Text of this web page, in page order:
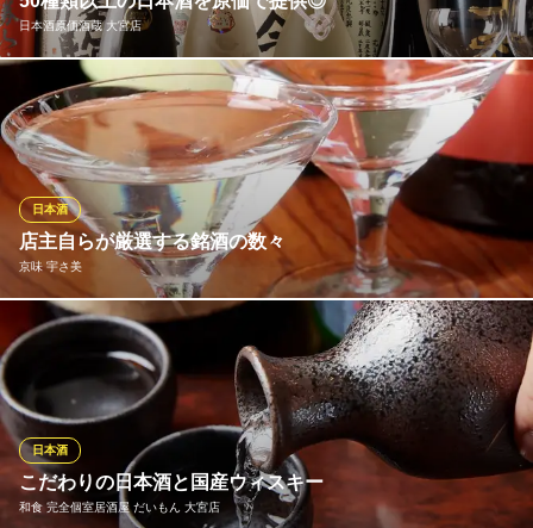
和食と日本酒ダイニング
ＪＲ大宮駅 徒歩1分
埼玉県さいたま市大宮区錦町630 ルミネ大宮ルミネ2 4F
日本酒原価酒蔵 大宮店
新政、九平次、鳳凰美田、写楽などの人気銘柄が、すべて原価で
楽しめます！詳しくは下記日本酒リストをご確認ください！ま
た、銘柄を絞った全店共通のイベントも行っております。 【毎月
第一、第四木曜日】十四代の日 【毎月6がつく日】No.6の日 【毎
月第二、第三火曜日】而今の日
日本酒原価酒蔵 大宮店
日本酒と和食ダイニング
ＪＲ大宮駅 徒歩4分
埼玉県さいたま市大宮区仲町1-114 レッツビルB1
店主自らが厳選する銘酒の数々
京味 宇さ美
日本酒
京料理に良く合う、京都の地酒を中心に、お料理に合わせて美味
しい銘酒をご堪能くださいませ。季節ごとに旬の地酒も仕入れて
おります。京料理と相性抜群なお酒をゆっくりと、贅沢に、ここ
ろゆくまでお楽しみください。こだわりのグラスで飲むお酒はさ
らに美味しく、丁寧な味わいの京料理にお酒もすすみます。
京味 宇さ美
こだわりの日本酒と国産ウィスキー
和食 完全個室居酒屋 だいもん 大宮店
日本酒